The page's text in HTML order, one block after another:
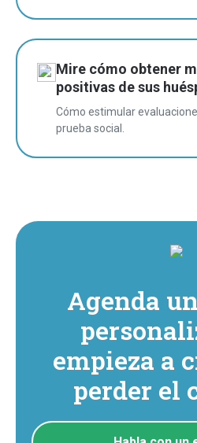
Mire cómo obtener
positivas de sus
Cómo estimular
prueba social.
Agenda
empieza a
perder el